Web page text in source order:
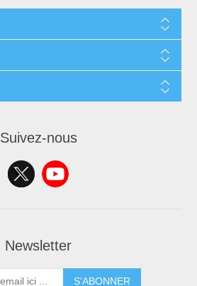
Suivez-nous
Newsletter
S'ABONNER